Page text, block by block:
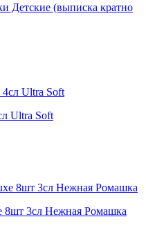
Детские (выписка кратно
Ultra Soft
8шт 3сл Нежная Ромашка